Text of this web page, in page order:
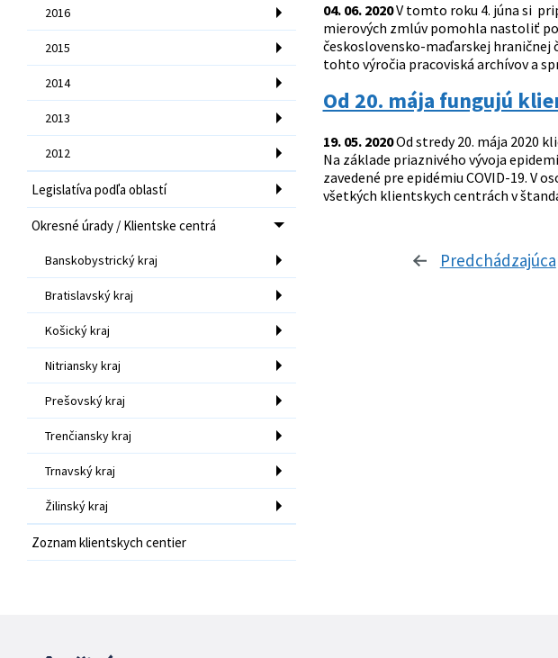
2016
2015
2014
2013
2012
Legislatíva podľa oblastí
Okresné úrady / Klientske centrá
Banskobystrický kraj
Bratislavský kraj
Košický kraj
Nitriansky kraj
Prešovský kraj
Trenčiansky kraj
Trnavský kraj
Žilinský kraj
Zoznam klientskych centier
04. 06. 2020V tomto roku 4. júna si
mierových zmlúv pomohla nastoliť
československo-maďarskej hraničnej
tohto výročia pracoviská archívov a
Od 20. mája fungujú
19. 05. 2020Od stredy 20. mája 2020
Na základe priaznivého vývoja
zavedené pre epidémiu COVID-19.
všetkých klientskych centrách v
Predchádzajúca